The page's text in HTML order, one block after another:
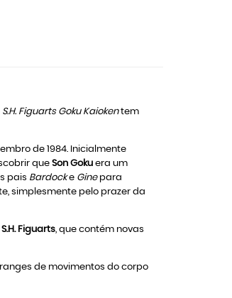
S.H. Figuarts Goku Kaiokentem
de 1984. Inicialmente
que Son Goku era um
pais Bardocke Gine para
simplesmente pelo prazer da
S.H. Figuarts, que contém novas
de movimentos do corpo